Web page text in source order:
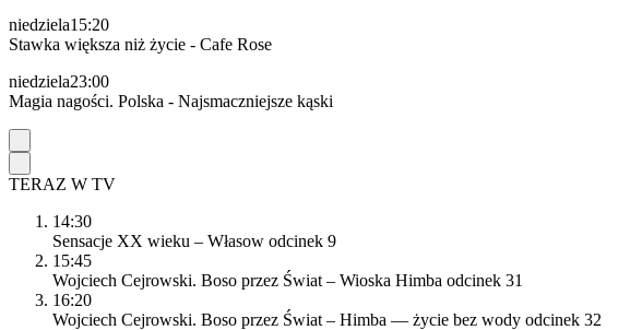
niedziela15:20
Stawka większa niż życie - Cafe Rose
niedziela23:00
Magia nagości. Polska - Najsmaczniejsze kąski
TERAZ W TV
14:30
Sensacje XX wieku – Własow odcinek 9
15:45
Wojciech Cejrowski. Boso przez Świat – Wioska Himba odcinek 31
16:20
Wojciech Cejrowski. Boso przez Świat – Himba — życie bez wody odcinek 32